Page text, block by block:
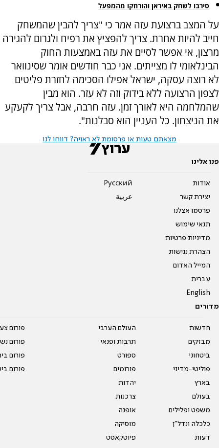
סירבו לשחק באיראן והורחקו מהמפעל
על המצב ברצועת עזה אמר כי "צריך להבין שהמשחק
חייב להיות אחרת. צריך להפציץ את רפיח ולגרום להגירה
מרצון, אי אפשר לסיים את עזה באמצעות החוק
הבינלאומי לו מצייתים. אני כבר חודשים אומר שסינוואר
לא רוצה עסקה, ישראל אפילו הסכימה לחזרת פליטים
לצפון הרצועה ללא בידוק וזה לא עזר. הוא מבין
שהמלחמה היא לאורך זמן. עזה חרבה, אבל צריך לקעקע
את הניצחון. כל העניין הוא סבלנות".
מצאתם טעות או פרסומת לא ראויה? דווחו לנו
פנו אלינו
אודות
יצירת קשר
פרסמו אצלנו
תנאי שימוש
מדיניות פרטיות
הצהרת נגישות
המייל האדום
עברית
English
Pусский
عربية
מדורים
חדשות
מבזקים
ביטחוני
פוליטי-מדיני
בארץ
בעולם
משפט ופלילים
כלכלה ונדל"ן
דעות
העולם הערבי
תרבות ופנאי
ספורט
פורומים
יהדות
צרכנות
אופנה
מוסיקה
פיוטקאסט
פורום
פורום
פורום
פורום